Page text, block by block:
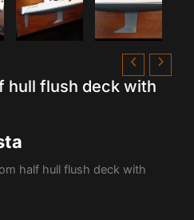
hull flush deck with
half hull flush deck with